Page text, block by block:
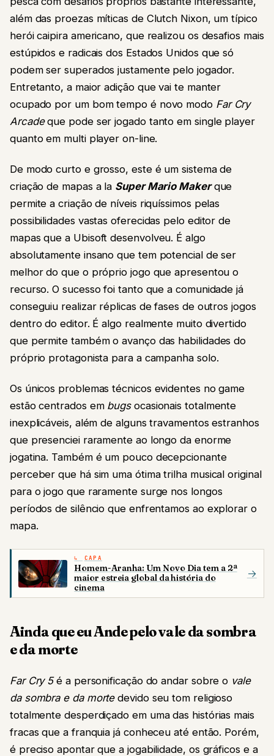
além das proezas míticas de Clutch Nixon, um típico
herói caipira americano, que realizou os desafios mais
estúpidos e radicais dos Estados Unidos que só
podem ser superados justamente pelo jogador.
Entretanto, a maior adição que vai te manter
ocupado por um bom tempo é novo modo Far Cry
Arcadeque pode ser jogado tanto em single player
quanto em multi player on-line.
De modo curto e grosso, este é um sistema de
criação de mapas a la Super Mario Makerque
permite a criação de níveis riquíssimos pelas
possibilidades vastas oferecidas pelo editor de
mapas que a Ubisoft desenvolveu. É algo
absolutamente insano que tem potencial de ser
melhor do que o próprio jogo que apresentou o
recurso. O sucesso foi tanto que a comunidade já
conseguiu realizar réplicas de fases de outros jogos
dentro do editor. É algo realmente muito divertido
que permite também o avanço das habilidades do
próprio protagonista para a campanha solo.
Os únicos problemas técnicos evidentes no game
estão centrados em bugs ocasionais totalmente
inexplicáveis, além de alguns travamentos estranhos
que presenciei raramente ao longo da enorme
jogatina. Também é um pouco decepcionante
perceber que há sim uma ótima trilha musical original
para o jogo que raramente surge nos longos
períodos de silêncio que enfrentamos ao explorar o
mapa.
CAPA
Homem-Aranha: Um Novo Dia tem a 2ª
maior estreia global da história do
cinema
→
Ainda que eu Ande pelo vale da sombra
e da morte
Far Cry 5é a personificação do andar sobre o vale
da sombra e da mortedevido seu tom religioso
totalmente desperdiçado em uma das histórias mais
fracas que a franquia já conheceu até então. Porém,
é preciso apontar que a jogabilidade, os gráficos e a